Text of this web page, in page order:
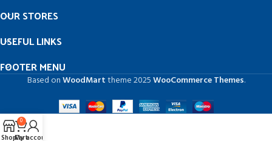
OUR STORES
USEFUL LINKS
FOOTER MENU
Based onWoodMarttheme2025WooCommerce Themes.
Shop
0
Cart
My account